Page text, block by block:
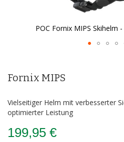
POC Fornix MIPS Skihelm
der
Fornix MIPS
Vielseitiger Helm mit verbesserter
optimierter Leistung
199,95 €